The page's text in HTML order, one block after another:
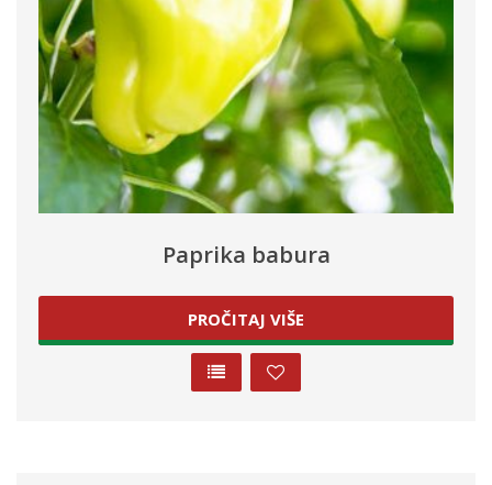
Paprika babura
PROČITAJ VIŠE